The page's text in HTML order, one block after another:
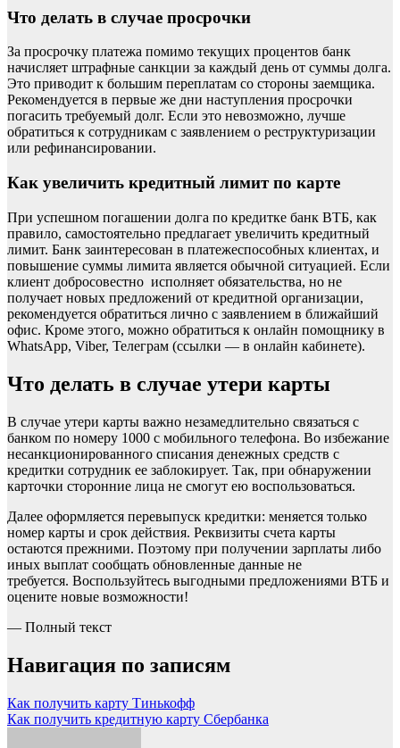
Что делать в случае просрочки
За просрочку платежа помимо текущих процентов банк
начисляет штрафные санкции за каждый день от суммы долга.
Это приводит к большим переплатам со стороны заемщика.
Рекомендуется в первые же дни наступления просрочки
погасить требуемый долг. Если это невозможно, лучше
обратиться к сотрудникам с заявлением о реструктуризации
или рефинансировании.
Как увеличить кредитный лимит по карте
При успешном погашении долга по кредитке банк ВТБ, как
правило, самостоятельно предлагает увеличить кредитный
лимит. Банк заинтересован в платежеспособных клиентах, и
повышение суммы лимита является обычной ситуацией. Если
клиент добросовестно исполняет обязательства, но не
получает новых предложений от кредитной организации,
рекомендуется обратиться лично с заявлением в ближайший
офис. Кроме этого, можно обратиться к онлайн помощнику в
WhatsApp, Viber, Телеграм (ссылки — в онлайн кабинете).
Что делать в случае утери карты
В случае утери карты важно незамедлительно связаться с
банком по номеру 1000 с мобильного телефона. Во избежание
несанкционированного списания денежных средств с
кредитки сотрудник ее заблокирует. Так, при обнаружении
карточки сторонние лица не смогут ею воспользоваться.
Далее оформляется перевыпуск кредитки: меняется только
номер карты и срок действия. Реквизиты счета карты
остаются прежними. Поэтому при получении зарплаты либо
иных выплат сообщать обновленные данные не
требуется. Воспользуйтесь выгодными предложениями ВТБ и
оцените новые возможности!
— Полный текст
Навигация по записям
Как получить карту Тинькофф
Как получить кредитную карту Сбербанка